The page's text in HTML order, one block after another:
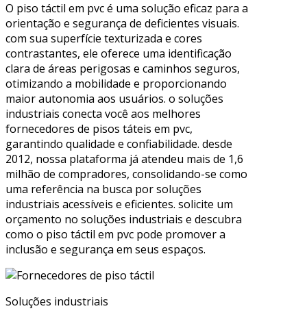
O piso táctil em pvc é uma solução eficaz para a
orientação e segurança de deficientes visuais.
com sua superfície texturizada e cores
contrastantes, ele oferece uma identificação
clara de áreas perigosas e caminhos seguros,
otimizando a mobilidade e proporcionando
maior autonomia aos usuários. o soluções
industriais conecta você aos melhores
fornecedores de pisos táteis em pvc,
garantindo qualidade e confiabilidade. desde
2012, nossa plataforma já atendeu mais de 1,6
milhão de compradores, consolidando-se como
uma referência na busca por soluções
industriais acessíveis e eficientes. solicite um
orçamento no soluções industriais e descubra
como o piso táctil em pvc pode promover a
inclusão e segurança em seus espaços.
Soluções industriais